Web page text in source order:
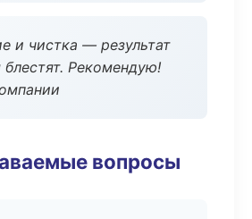
и чистка — результат
блестят. Рекомендую!
вопросы